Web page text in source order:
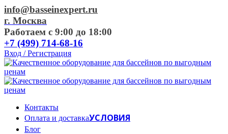
info@basseinexpert.ru
г. Москва
Работаем с 9:00 до 18:00
+7 (499) 714-68-16
Вход / Регистрация
Контакты
Оплата и доставкаУСЛОВИЯ
Блог